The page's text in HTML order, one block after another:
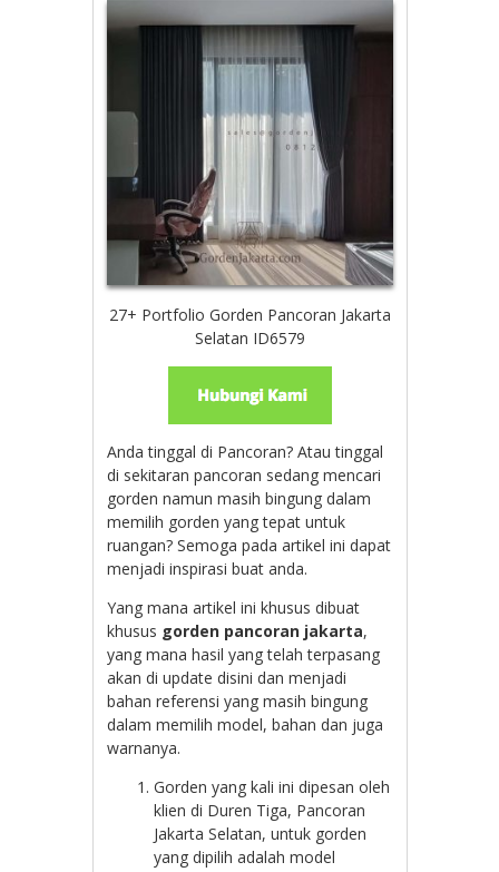
27+ Portfolio Gorden Pancoran Jakarta
Selatan ID6579
Anda tinggal di Pancoran? Atau tinggal
di sekitaran pancoran sedang mencari
gorden namun masih bingung dalam
memilih gorden yang tepat untuk
ruangan? Semoga pada artikel ini dapat
menjadi inspirasi buat anda.
Yang mana artikel ini khusus dibuat
khusus gorden pancoran jakarta,
yang mana hasil yang telah terpasang
akan di update disini dan menjadi
bahan referensi yang masih bingung
dalam memilih model, bahan dan juga
warnanya.
Gorden yang kali ini dipesan oleh
klien di Duren Tiga, Pancoran
Jakarta Selatan, untuk gorden
yang dipilih adalah model